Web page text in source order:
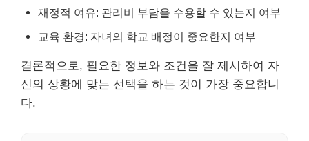
재정적 여유: 관리비 부담을 수용할 수 있는지 여부
교육 환경: 자녀의 학교 배정이 중요한지 여부
결론적으로, 필요한 정보와 조건을 잘 제시하여 자
신의 상황에 맞는 선택을 하는 것이 가장 중요합니
다.